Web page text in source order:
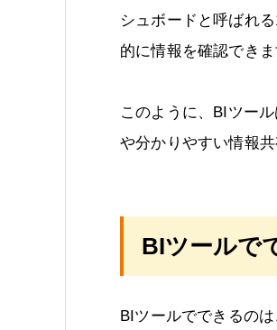
シュボードと呼ばれ
的に情報を確認できま
このように、BIツー
や分かりやすい情報
BIツールで
BIツールでできるの